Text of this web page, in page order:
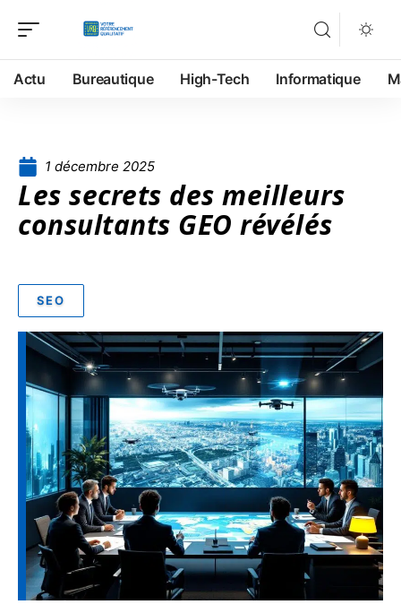
Actu Bureautique High-Tech Informatique
1 décembre 2025
Les secrets des meilleurs
consultants GEO révélés
SEO